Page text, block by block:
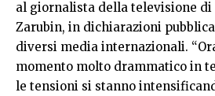
al giornalista della televisione di
Zarubin, in dichiarazioni
diversi media internazionali.
momento molto drammatico in
le tensioni si stanno